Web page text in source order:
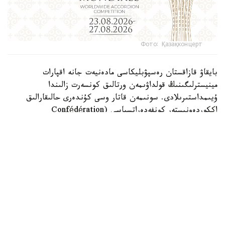
Фото: Қазақконцерт
بايقاۋ قازاقستان رەسپۋبليكاسى مادەنيەت جانە اقپارات
مينيسترلىگىنىڭ قولداۋىمەن ورتالىق كونسەرت زالىندا
ۇيىمداستىرىلادى. سونىمەن قاتار وسى كۇندەرى حالىقارالىق
اككوردەونيستەر كونفەدەراتسياسى (Confédération